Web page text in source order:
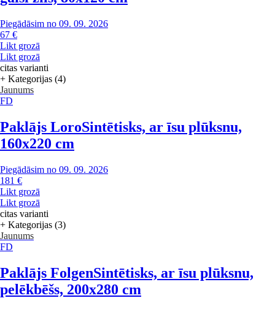
Piegādāsim no 09. 09. 2026
67 €
Likt grozā
Likt grozā
citas varianti
+ Kategorijas (4)
Jaunums
FD
Paklājs LoroSintētisks, ar īsu plūksnu,
160x220 cm
Piegādāsim no 09. 09. 2026
181 €
Likt grozā
Likt grozā
citas varianti
+ Kategorijas (3)
Jaunums
FD
Paklājs FolgenSintētisks, ar īsu plūksnu,
pelēkbēšs, 200x280 cm